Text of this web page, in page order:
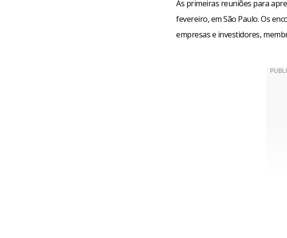
As primeiras reuniões para
fevereiro, em São Paulo. Os
empresas e investidores,